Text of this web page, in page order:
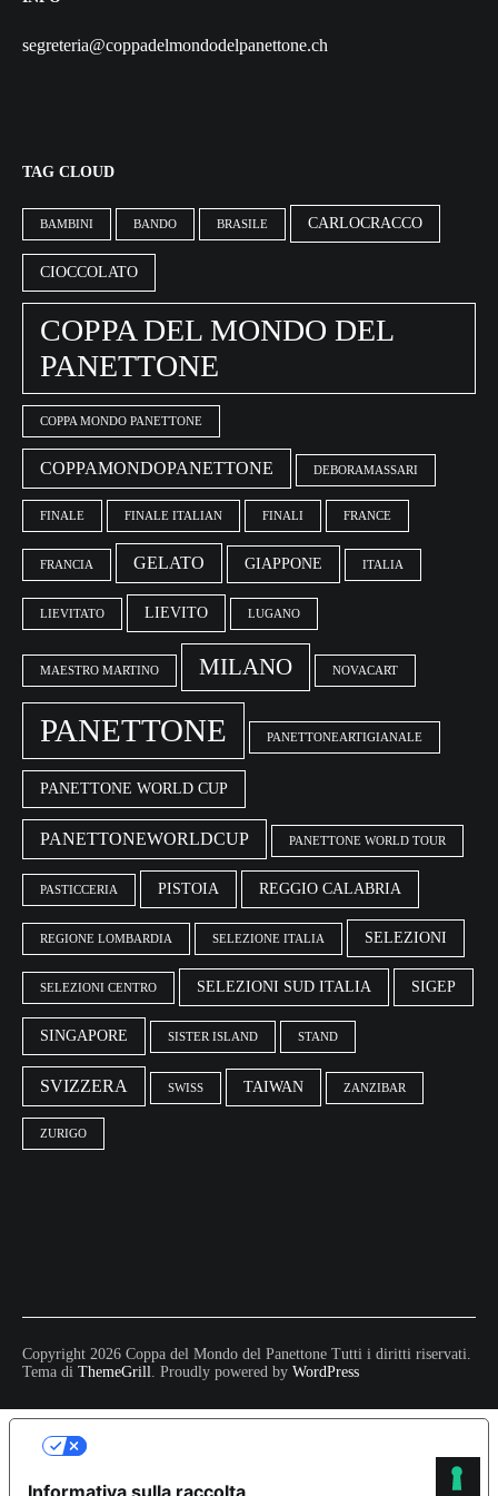
segreteria@coppadelmondodelpanettone.ch
TAG CLOUD
BAMBINI BANDO BRASILE CARLOCRACCO
CIOCCOLATO
COPPA DEL MONDO DEL
PANETTONE
COPPA MONDO PANETTONE
COPPAMONDOPANETTONE DEBORAMASSARI
FINALE FINALE ITALIAN FINALI FRANCE
FRANCIA GELATO GIAPPONE ITALIA
LIEVITATO LIEVITO LUGANO
MAESTRO MARTINO MILANO NOVACART
PANETTONE PANETTONEARTIGIANALE
PANETTONE WORLD CUP
PANETTONEWORLDCUP PANETTONE WORLD TOUR
PASTICCERIA PISTOIA REGGIO CALABRIA
REGIONE LOMBARDIA SELEZIONE ITALIA SELEZIONI
SELEZIONI CENTRO SELEZIONI SUD ITALIA SIGEP
SINGAPORE SISTER ISLAND STAND
SVIZZERA SWISS TAIWAN ZANZIBAR
ZURIGO
Copyright 2026 Coppa del Mondo del Panettone Tutti i diritti riservati.
Tema di ThemeGrill. Proudly powered by WordPress